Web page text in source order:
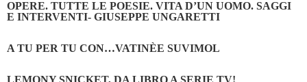
OPERE. TUTTE LE POESIE. VITA D’UN UOMO. SAGGI
E INTERVENTI- GIUSEPPE UNGARETTI
A TU PER TU CON…VATINÈE SUVIMOL